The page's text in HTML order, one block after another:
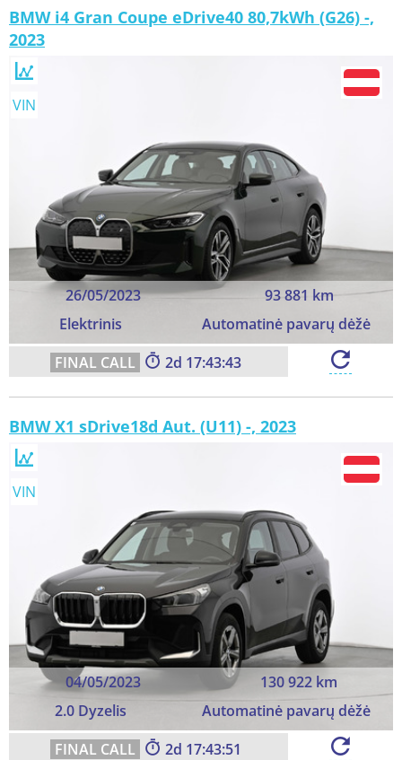
BMW i4 Gran Coupe eDrive40 80,7kWh (G26) -,
2023
26/05/2023
93 881 km
Elektrinis
Automatinė pavarų dėžė
VIN
2 17:43:41
BMW X1 sDrive18d Aut. (U11) -, 2023
04/05/2023
130 922 km
2.0 Dyzelis
Automatinė pavarų dėžė
VIN
2 17:43:49